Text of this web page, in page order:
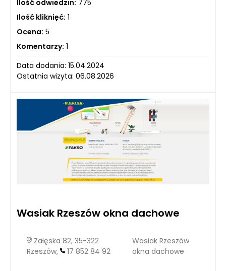
Ilość odwiedzin: 775
Ilość kliknięć: 1
Ocena: 5
Komentarzy: 1
Data dodania: 15.04.2024
Ostatnia wizyta: 06.08.2026
Wasiak Rzeszów okna dachowe
Załęska 82, 35-322
Rzeszów,
17 852 84 92
Wasiak Rzeszów
okna dachowe